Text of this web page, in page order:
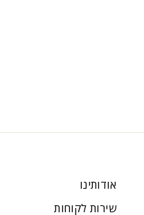
אודותינו
שירות לקוחות